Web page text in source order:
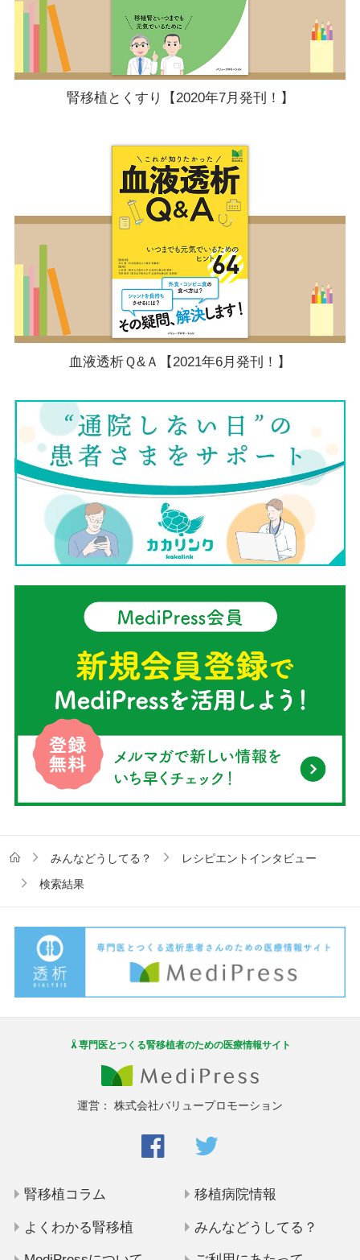
腎移植とくすり【2020年7月発刊！】
血液透析Ｑ&Ａ【2021年6月発刊！】
みんなどうしてる？
レシピエントインタビュー
検索結果
専門医とつくる腎移植者のための医療情報サイト
運営： 株式会社バリュープロモーション
腎移植コラム 移植病院情報
よくわかる腎移植 みんなどうしてる？